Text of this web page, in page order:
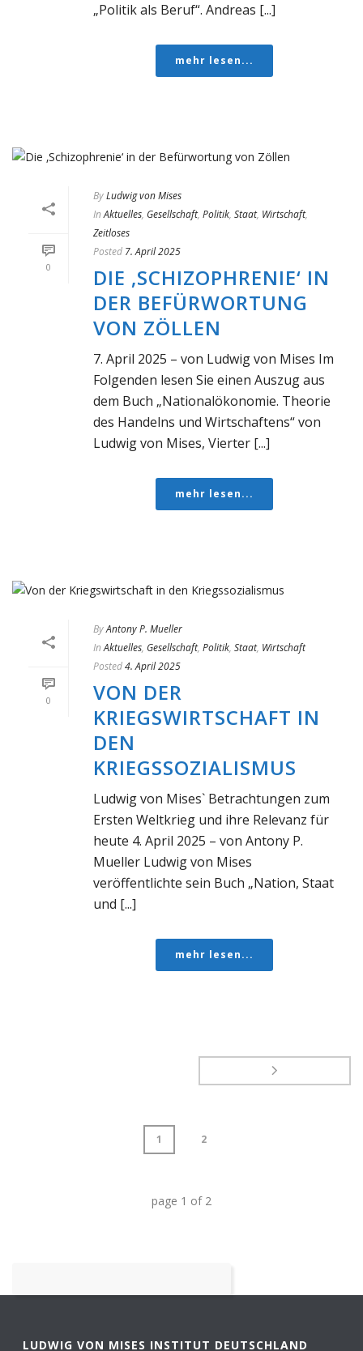
„Politik als Beruf“. Andreas [...]
mehr lesen...
0
ByLudwig von Mises
In Aktuelles, Gesellschaft, Politik, Staat, Wirtschaft,
Zeitloses
Posted 7. April 2025
DIE ‚SCHIZOPHRENIE‘ IN
DER BEFÜRWORTUNG
VON ZÖLLEN
7. April 2025 – von Ludwig von Mises Im
Folgenden lesen Sie einen Auszug aus
dem Buch „Nationalökonomie. Theorie
des Handelns und Wirtschaftens“ von
Ludwig von Mises, Vierter [...]
mehr lesen...
0
ByAntony P. Mueller
In Aktuelles, Gesellschaft, Politik, Staat, Wirtschaft
Posted4. April 2025
VON DER
KRIEGSWIRTSCHAFT IN
DEN
KRIEGSSOZIALISMUS
Ludwig von Mises` Betrachtungen zum
Ersten Weltkrieg und ihre Relevanz für
heute 4. April 2025 – von Antony P.
Mueller Ludwig von Mises
veröffentlichte sein Buch „Nation, Staat
und [...]
mehr lesen...
1 2
page 1 of 2
LUDWIG VON MISES INSTITUT DEUTSCHLAND